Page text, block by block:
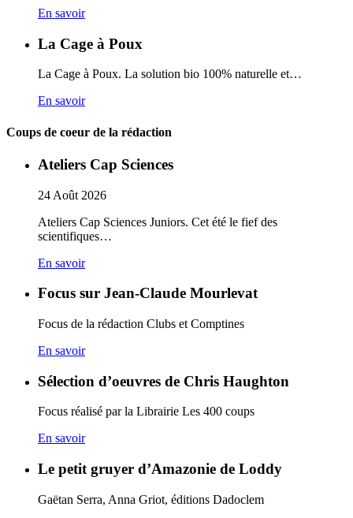
En savoir
La Cage à Poux
La Cage à Poux. La solution bio 100% naturelle et…
En savoir
Coups de coeur de la rédaction
Ateliers Cap Sciences
24 Août 2026
Ateliers Cap Sciences Juniors. Cet été le fief des
scientifiques…
En savoir
Focus sur Jean-Claude Mourlevat
Focus de la rédaction Clubs et Comptines
En savoir
Sélection d’oeuvres de Chris Haughton
Focus réalisé par la Librairie Les 400 coups
En savoir
Le petit gruyer d’Amazonie de Loddy
Gaëtan Serra, Anna Griot, éditions Dadoclem